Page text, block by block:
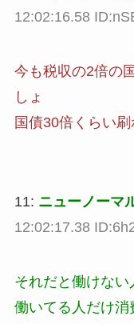
12:02:16.58
今も税収の2倍の
しょ
国債30倍くらい
11: ニューノーマ
12:02:17.38
それだと働けな
働いてる人だけ消